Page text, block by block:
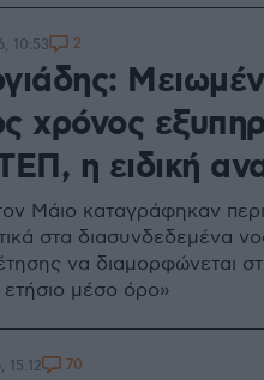
χρόνος
η ειδική
Μάιο καταγράφηκαν
στα διασυνδεδεμένα
να διαμορφώνεται
μέσο όρο»
10:53 2
15:12 70